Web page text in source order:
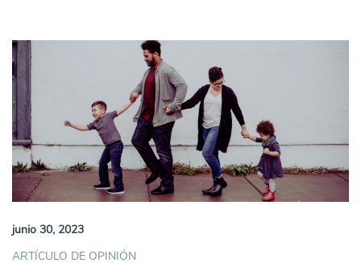
junio 30, 2023
ARTÍCULO DE OPINIÓN